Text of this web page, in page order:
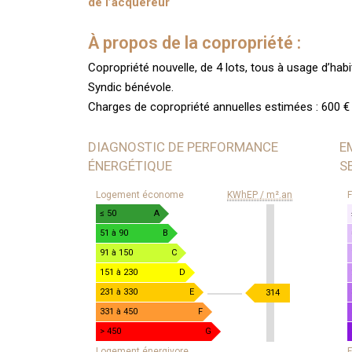
À propos de la copropriété :
Copropriété nouvelle, de 4 lots, tous à usage
Syndic bénévole.
Charges de copropriété annuelles estimées : 600 €
DIAGNOSTIC DE PERFORMANCE
ÉNERGÉTIQUE
DE
PERFORMANCE
ÉNERGÉTIQUE
Logement économe KWhEP / m².an
≤ 50
A
51 à 90
B
91 à 150
C
151 à 230
D
231 à 330
E
331 à 450
F
> 450
G
314KWhEP